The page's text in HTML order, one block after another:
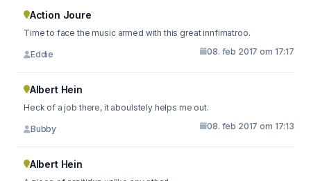
Action Joure
Time to face the music armed with this great innfimatroo.
Eddie 08. feb 2017 om 17:17
Albert Hein
Heck of a job there, it aboulstely helps me out.
Bubby 08. feb 2017 om 17:13
Albert Hein